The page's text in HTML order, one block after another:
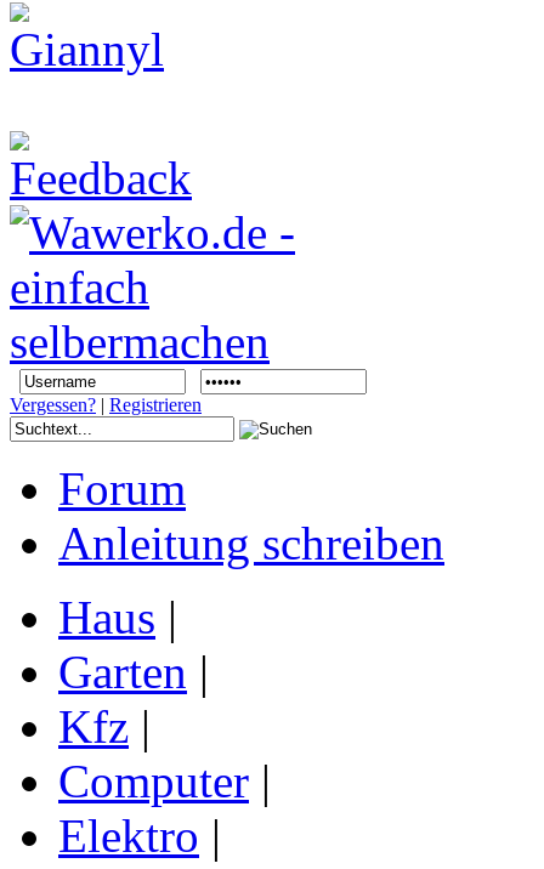
Vergessen? | Registrieren
Forum
Anleitung schreiben
Haus |
Garten |
Kfz |
Computer |
Elektro |